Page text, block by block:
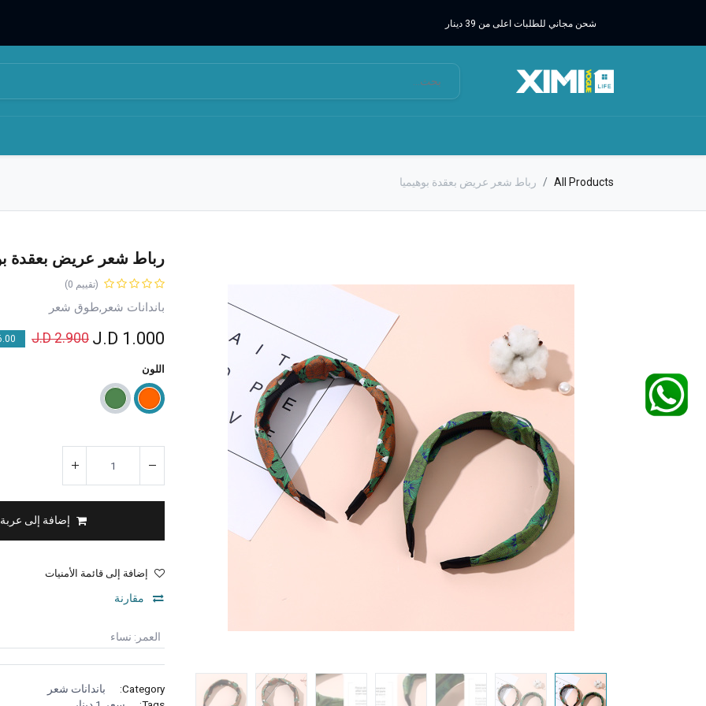
شحن مجاني للطلبات اعلى من 39 دينار
All Products رباط شعر عريض بعقدة بوهيميا
رباط شعر عريض بعقدة
(تقييم 0)
باندانات شعر,طوق شعر
1.000
2.900
J.D
% OFF
اللون
إضافة إلى
إضافة إلى قائمة الأمنيات
مقارنة
العمر : نساء
Category:
باندانات شعر